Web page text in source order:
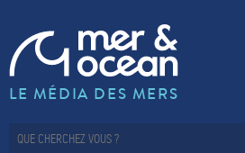
LE MÉDIA DES MERS